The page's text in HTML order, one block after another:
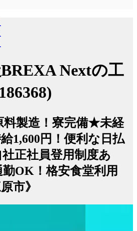
Nextの工
料製造！寮完備★未経
1,600円！便利な日払
正社員登用制度あ
OK！格安食堂利用
市》